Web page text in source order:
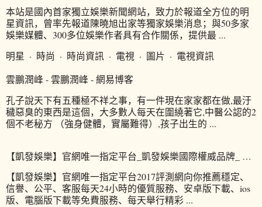
本站是國內首家獨立娛樂新聞網站，致力於報道全方位的明
星資訊，曾率先報道陳曉旭出家等獨家娛樂消息；與50多家
娛樂媒體、300多位娛樂作者具有合作關係，提供最 ...
明星 · 時尚 · 時尚資訊 · 電視 · 圖片 · 電視資訊
雲鵬潤峰 - 雲鵬潤峰 - 網易博客
孔子說天下有五種極不祥之事，有一件現在家家都在做,最汙
穢惡臭的東西是這個，大多數人每天在圍繞著它,中醫公認的2
個不老秘方 （強身健體，實屬難得）,孩子出生的 ...
【凱發娛樂】官網唯一指定平台_凱發娛樂國際權威品牌_ …
【凱發娛樂】官網唯一指定平台2017評測網向你推薦穩定、
信譽、公平、客服每天24小時的優質服務、安卓版下載、ios
版、電腦版下載等免費服務、每天舉行精彩 ...